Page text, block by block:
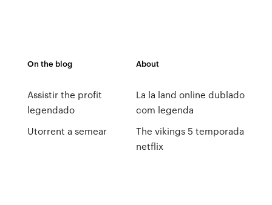
On the blog
Assistir the profit
legendado
Utorrent a semear
About
La la land online dublado
com legenda
The vikings 5 temporada
netflix